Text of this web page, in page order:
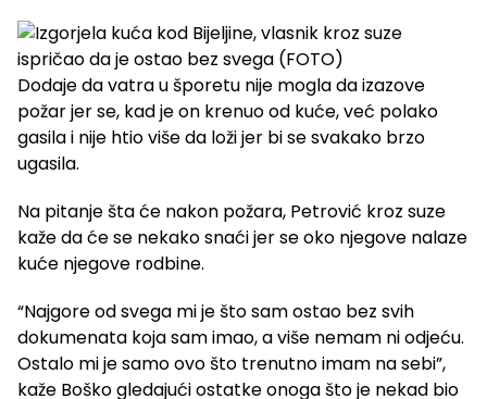
Dodaje da vatra u šporetu nije mogla da izazove
požar jer se, kad je on krenuo od kuće, već polako
gasila i nije htio više da loži jer bi se svakako brzo
ugasila.
Na pitanje šta će nakon požara, Petrović kroz suze
kaže da će se nekako snaći jer se oko njegove nalaze
kuće njegove rodbine.
“Najgore od svega mi je što sam ostao bez svih
dokumenata koja sam imao, a više nemam ni odjeću.
Ostalo mi je samo ovo što trenutno imam na sebi”,
kaže Boško gledajući ostatke onoga što je nekad bio